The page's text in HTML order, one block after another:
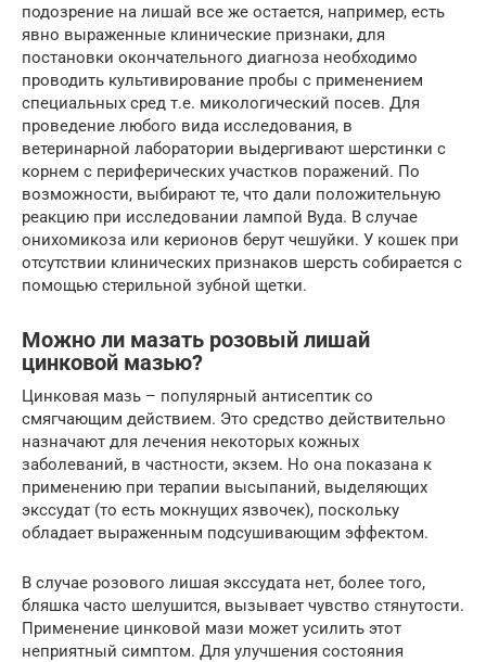
подозрение на лишай все же остается, например, есть
явно выраженные клинические признаки, для
постановки окончательного диагноза необходимо
проводить культивирование пробы с применением
специальных сред т.е. микологический посев. Для
проведение любого вида исследования, в
ветеринарной лаборатории выдергивают шерстинки с
корнем с периферических участков поражений. По
возможности, выбирают те, что дали положительную
реакцию при исследовании лампой Вуда. В случае
онихомикоза или керионов берут чешуйки. У кошек при
отсутствии клинических признаков шерсть собирается с
помощью стерильной зубной щетки.
Можно ли мазать розовый лишай
цинковой мазью?
Цинковая мазь – популярный антисептик со
смягчающим действием. Это средство действительно
назначают для лечения некоторых кожных
заболеваний, в частности, экзем. Но она показана к
применению при терапии высыпаний, выделяющих
экссудат (то есть мокнущих язвочек), поскольку
обладает выраженным подсушивающим эффектом.
В случае розового лишая экссудата нет, более того,
бляшка часто шелушится, вызывает чувство стянутости.
Применение цинковой мази может усилить этот
неприятный симптом. Для улучшения состояния